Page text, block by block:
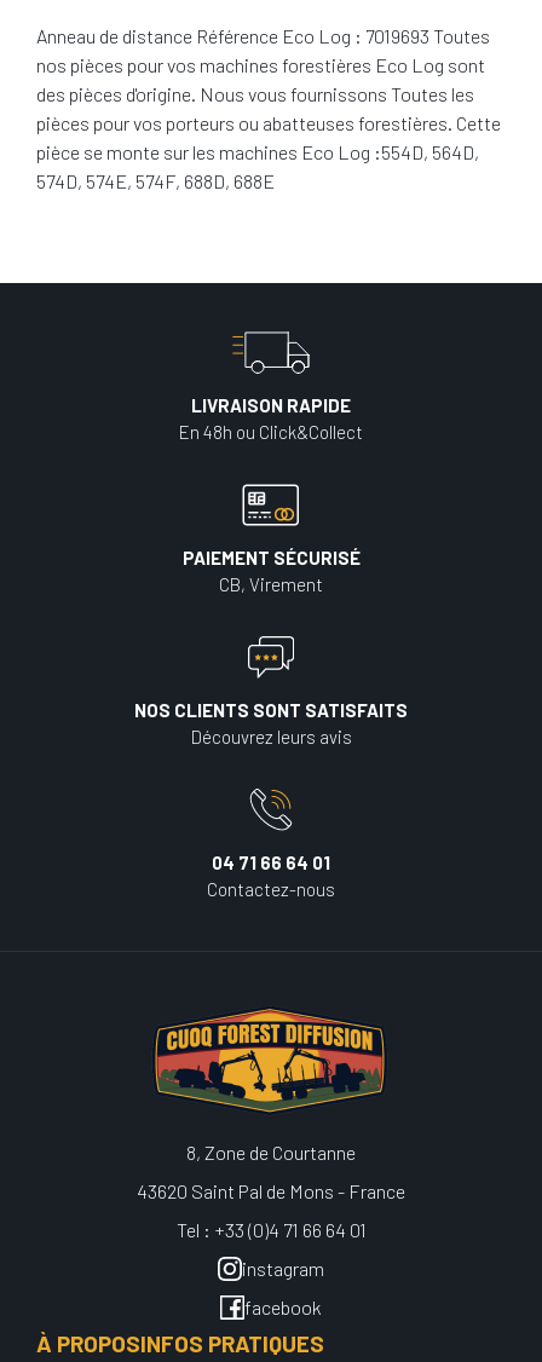
Anneau de distance Référence Eco Log : 7019693 Toutes
nos pièces pour vos machines forestières Eco Log sont
des pièces d'origine. Nous vous fournissons Toutes les
pièces pour vos porteurs ou abatteuses forestières. Cette
pièce se monte sur les machines Eco Log :554D, 564D,
574D, 574E, 574F, 688D, 688E
LIVRAISON RAPIDE
En 48h ou Click&Collect
PAIEMENT SÉCURISÉ
CB, Virement
NOS CLIENTS SONT SATISFAITS
Découvrez leurs avis
04 71 66 64 01
Contactez-nous
8, Zone de Courtanne
43620 Saint Pal de Mons - France
Tel : +33 (0)4 71 66 64 01
instagram
facebook
À PROPOSINFOS PRATIQUES